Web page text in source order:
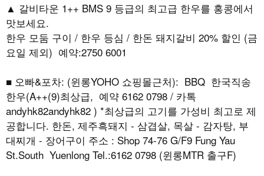
▲ 갈비타운 1++ BMS 9 등급의 최고급 한우를 홍콩에서
맛보세요.
한우 모둠 구이 / 한우 등심 / 한돈 돼지갈비 20% 할인 (금
요일 제외) 예약:2750 6001
■ 오빠&포차: (윈롱YOHO 쇼핑몰근처): BBQ 한국직송
한우(A++(9)최상급, 예약 6162 0798 / 카톡
andyhk82andyhk82 ) *최상급의 고기를 가성비 최고로 제
공합니다. 한돈, 제주흑돼지 - 삼겹살, 목살 - 감자탕, 부
대찌개 - 장어구이 주소 : Shop 74-76 G/F9 Fung Yau
St.South Yuenlong Tel.:6162 0798 (윈롱MTR 출구F)